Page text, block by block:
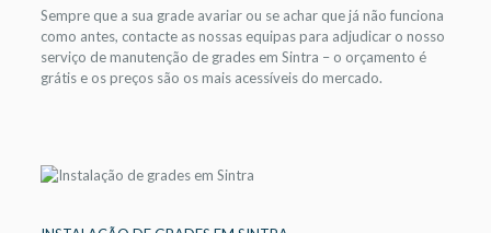
Sempre que a sua grade avariar ou se achar que já não funciona
como antes, contacte as nossas equipas para adjudicar o nosso
serviço de manutenção de grades em Sintra – o orçamento é
grátis e os preços são os mais acessíveis do mercado.